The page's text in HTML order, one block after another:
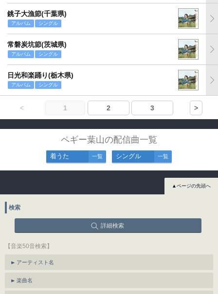
銚子大漁節(千葉県)
アルバム シングル
常磐炭坑節(茨城県)
アルバム シングル
日光和楽踊り(栃木県)
アルバム シングル
< 1 2 3 >
ペギー葉山の配信曲一覧
着うた 一覧 シングル 一覧
▲ページの先頭へ
検索
詳細検索
【音楽50音検索】
アーティスト名
楽曲名